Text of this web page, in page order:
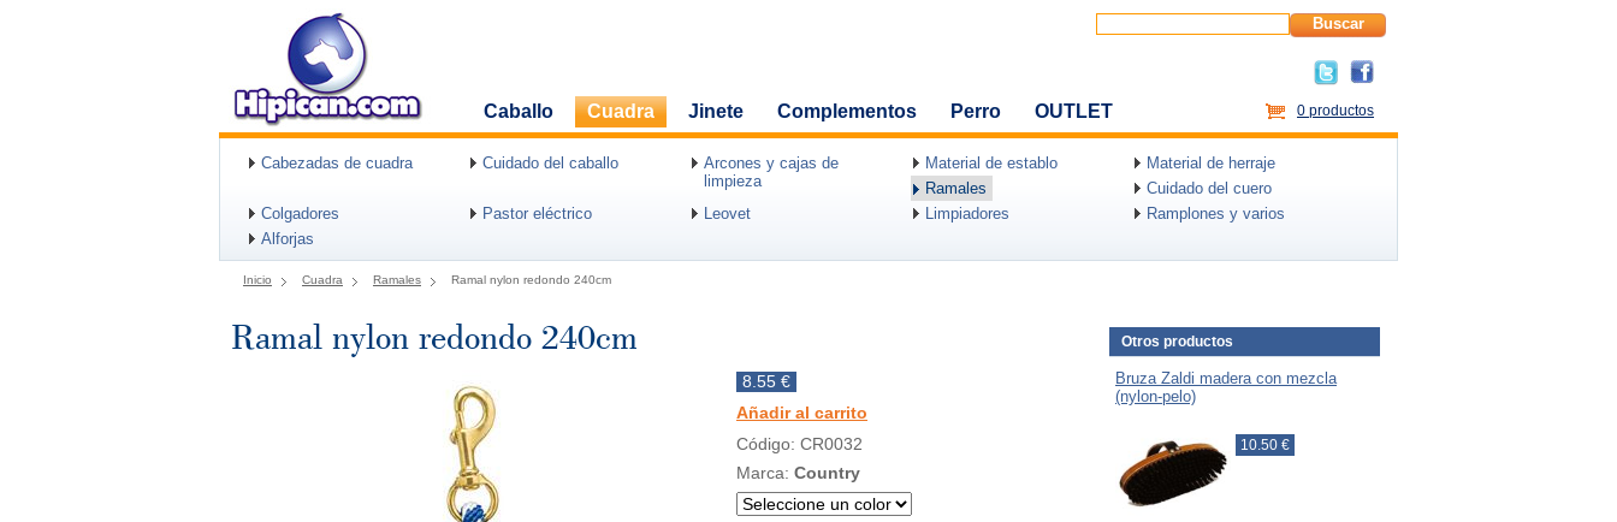
Buscar
Caballo Cuadra Jinete Complementos Perro OUTLET 0 productos
Cabezadas de cuadra Cuidado del caballo
Arcones y cajas de
limpieza
Material de establo
Material de herraje
Ramales
Cuidado del cuero
Colgadores
Pastor eléctrico Leovet Limpiadores
Ramplones y varios
Alforjas
Inicio Cuadra Ramales Ramal nylon redondo 240cm
Ramal nylon redondo 240cm
8.55 €
Añadir al carrito
Código: CR0032
Marca: Country
Otros productos
Bruza Zaldi madera con mezcla
(nylon-pelo)
10.50 €